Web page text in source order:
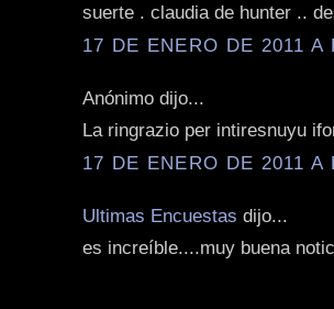
suerte . claudia de hunter ..
17 DE ENERO DE 2011 A
Anónimo dijo...
La ringrazio per intiresnuyu
17 DE ENERO DE 2011 A
Ultimas Encuestas dijo...
es increíble....muy buena